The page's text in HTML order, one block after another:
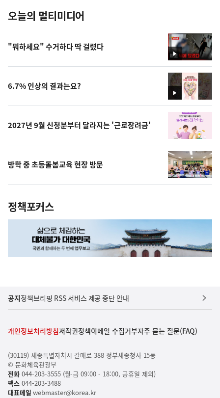
오늘의 멀티미디어
영
상
"뭐하세요" 수거하다 딱 걸렸다
영
상
6.7% 인상의 결과는요?
2027년 9월 신청분부터 달라지는 '근로장려금'
방학 중 초등돌봄교육 현장 방문
정책포커스
공지정책브리핑 RSS 서비스 제공 중단 안내
개인정보처리방침저작권정책이메일 수집거부자주 묻는 질문(FAQ)
(30119) 세종특별자치시 갈매로 388 정부세종청사 15동
© 문화체육관광부
전화044-203-3555 (월-금 09:00 - 18:00, 공휴일 제외)
팩스044-203-3488
대표메일 webmaster@korea.kr